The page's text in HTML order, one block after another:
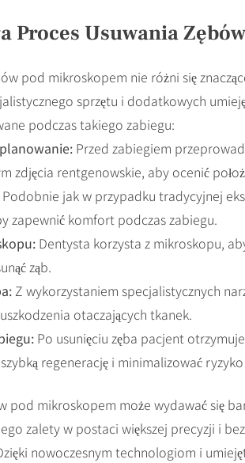
Proces Usuwania
pod mikroskopem nie różni się
sprzętu i dodatkowych
podczas takiego zabiegu:
Przed zabiegiem
zdjęcia rentgenowskie, aby ocenić
Podobnie jak w przypadku tradycyjnej
zapewnić komfort podczas zabiegu.
Dentysta korzysta z mikroskopu,
ząb.
Z wykorzystaniem specjalistycznych
otaczających tkanek.
Po usunięciu zęba pacjent
regenerację i minimalizować
pod mikroskopem może wydawać się
zalety w postaci większej precyzji i
nowoczesnym technologiom i